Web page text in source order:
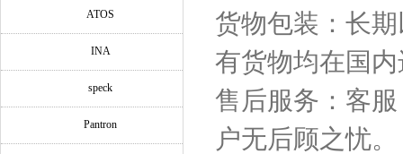
ATOS
INA
speck
Pantron
货物包装：长
有货物均在国
售后服务：客
户无后顾之忧。